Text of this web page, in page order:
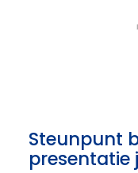
Steunpunt
presentatie